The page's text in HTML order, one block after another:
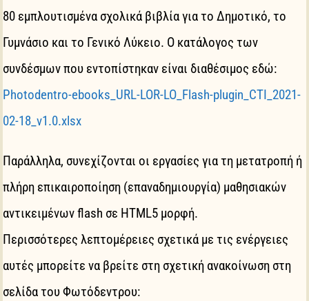
80 εμπλουτισμένα σχολικά βιβλία για το Δημοτικό, το
Γυμνάσιο και το Γενικό Λύκειο. Ο κατάλογος των
συνδέσμων που εντοπίστηκαν είναι διαθέσιμος εδώ:
Photodentro-ebooks_URL-LOR-LO_Flash-plugin_CTI_2021-
02-18_v1.0.xlsx
Παράλληλα, συνεχίζονται οι εργασίες για τη μετατροπή ή
πλήρη επικαιροποίηση (επαναδημιουργία) μαθησιακών
αντικειμένων flash σε HTML5 μορφή.
Περισσότερες λεπτομέρειες σχετικά με τις ενέργειες
αυτές μπορείτε να βρείτε στη σχετική ανακοίνωση στη
σελίδα του Φωτόδεντρου: